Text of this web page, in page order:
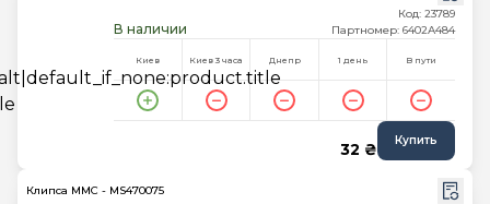
В наличии
Код: 23789
Партномер: 6402A484
Киев Киев 3 часа Днепр 1 день В пути
32 ₴ Купить
Клипса MMC - MS470075